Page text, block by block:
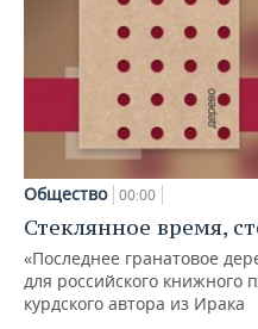
Общество 00:00
Стеклянное время,
«Последнее гранатовое
для российского книжного
курдского автора из Ирака